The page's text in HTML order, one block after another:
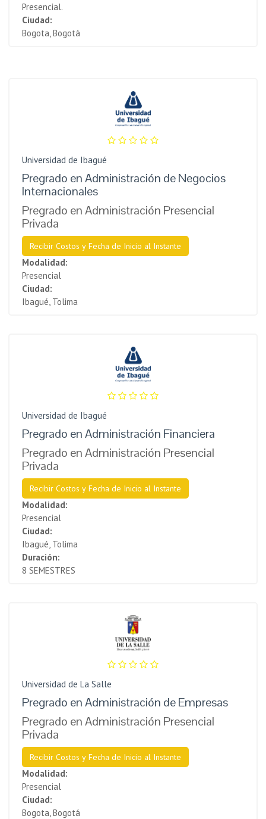
Presencial.
Ciudad:
Bogota, Bogotá
Universidad de Ibagué
Pregrado en Administración de Negocios
Internacionales
Pregrado en Administración Presencial
Privada
Recibir Costos y Fecha de Inicio al Instante
Modalidad:
Presencial
Ciudad:
Ibagué, Tolima
Universidad de Ibagué
Pregrado en Administración Financiera
Pregrado en Administración Presencial
Privada
Recibir Costos y Fecha de Inicio al Instante
Modalidad:
Presencial
Ciudad:
Ibagué, Tolima
Duración:
8 SEMESTRES
Universidad de La Salle
Pregrado en Administración de Empresas
Pregrado en Administración Presencial
Privada
Recibir Costos y Fecha de Inicio al Instante
Modalidad:
Presencial
Ciudad:
Bogota, Bogotá